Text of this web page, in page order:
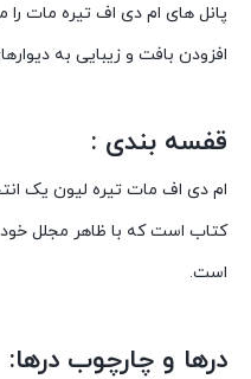
پانل های ام دی اف تیره مات را
افزودن بافت و زیبایی به
قفسه بندی :
ام دی اف مات تیره لیون یک
کتاب است که با ظاهر مجلل
است.
درها و چارچوب درها: